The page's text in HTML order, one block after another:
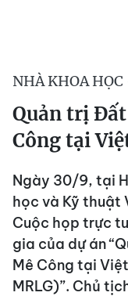
NHÀ KHOA
Quản trị
Công tại
Ngày 30/9, tại
học và Kỹ thuật
Cuộc họp trực
gia của dự án
Mê Công tại
MRLG)”. Chủ